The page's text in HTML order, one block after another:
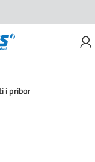
i pribor